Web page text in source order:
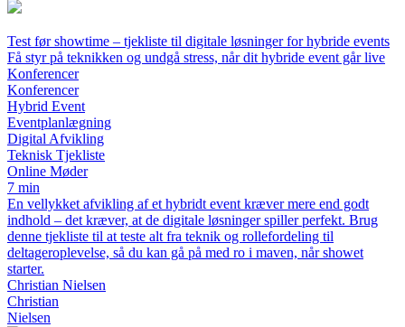
Test før showtime – tjekliste til digitale løsninger for hybride events
Få styr på teknikken og undgå stress, når dit hybride event går live
Konferencer
Konferencer
Hybrid Event
Eventplanlægning
Digital Afvikling
Teknisk Tjekliste
Online Møder
7 min
En vellykket afvikling af et hybridt event kræver mere end godt
indhold – det kræver, at de digitale løsninger spiller perfekt. Brug
denne tjekliste til at teste alt fra teknik og rollefordeling til
deltageroplevelse, så du kan gå på med ro i maven, når showet
starter.
Christian Nielsen
Christian
Nielsen